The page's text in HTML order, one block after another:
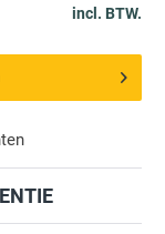
incl. BTW.